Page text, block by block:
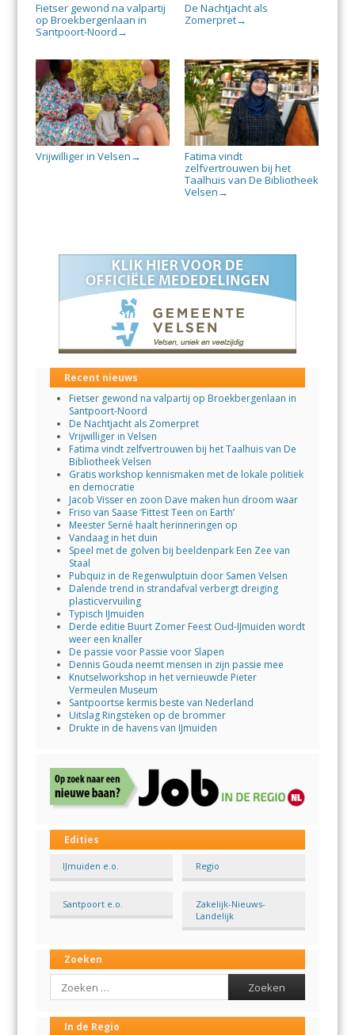
Fietser gewond na valpartij
op Broekbergenlaan in
Santpoort-Noord →
De Nachtjacht als
Zomerpret→
Vrijwilliger in Velsen →
Fatima vindt
zelfvertrouwen bij het
Taalhuis van De Bibliotheek
Velsen →
Recent nieuws
Fietser gewond na valpartij op Broekbergenlaan in
Santpoort-Noord
De Nachtjacht als Zomerpret
Vrijwilliger in Velsen
Fatima vindt zelfvertrouwen bij het Taalhuis van De
Bibliotheek Velsen
Gratis workshop kennismaken met de lokale politiek
en democratie
Jacob Visser en zoon Dave maken hun droom waar
Friso van Saase ‘Fittest Teen on Earth’
Meester Serné haalt herinneringen op
Vandaag in het duin
Speel met de golven bij beeldenpark Een Zee van
Staal
Pubquiz in de Regenwulptuin door Samen Velsen
Dalende trend in strandafval verbergt dreiging
plasticvervuiling
Typisch IJmuiden
Derde editie Buurt Zomer Feest Oud-IJmuiden wordt
weer een knaller
De passie voor Passie voor Slapen
Dennis Gouda neemt mensen in zijn passie mee
Knutselworkshop in het vernieuwde Pieter
Vermeulen Museum
Santpoortse kermis beste van Nederland
Uitslag Ringsteken op de brommer
Drukte in de havens van IJmuiden
Edities
IJmuiden e.o. Regio
Santpoort e.o.
Zakelijk-Nieuws-
Landelijk
Zoeken
Search
In de Regio